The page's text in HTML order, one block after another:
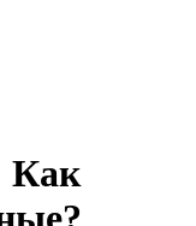
Как